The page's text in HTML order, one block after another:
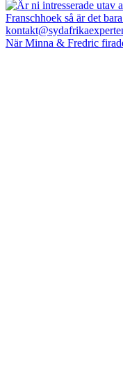
När Minna & Fredric